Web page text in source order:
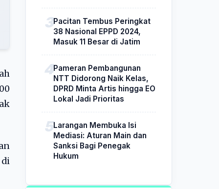
di
Pacitan Tembus Peringkat
38 Nasional EPPD 2024,
Masuk 11 Besar di Jatim
Pameran Pembangunan
NTT Didorong Naik Kelas,
DPRD Minta Artis hingga EO
Lokal Jadi Prioritas
Larangan Membuka Isi
Mediasi: Aturan Main dan
Sanksi Bagi Penegak
Hukum